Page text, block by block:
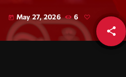
today May 27, 2026 6
share
email